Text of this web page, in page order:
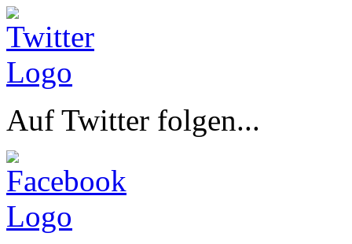
Auf Twitter folgen...